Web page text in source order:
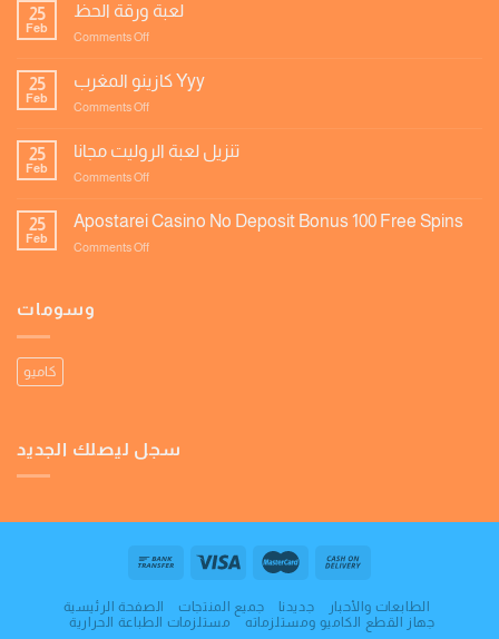
25
Feb
لعبة ورقة الحظ
Comments Offon
ورقة
الحظ
25
Feb
كازينو المغرب Yyy
Comments Offon
المغرب
Yyy
25
Feb
تنزيل لعبة الروليت مجانا
Comments Offon
لعبة
25
Feb
Apostarei Casino No Deposit Bonus 100 Free Spins
Comments Offon
وسومات
كاميو
سجل ليصلك الجديد
الصفحة الرئيسية جميع المنتجات جديدنا
الطابعات والأحبار
مستلزمات الطباعة الحرارية
جهاز القطع الكاميو ومستلزماته